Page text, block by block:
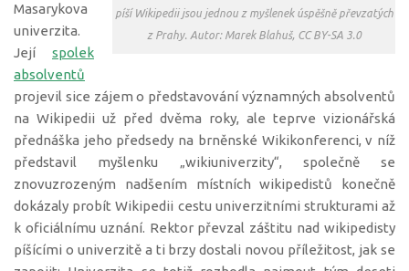
píší Wikipedii jsou jednou z myšlenek úspěšně převzatých
z Prahy. Autor: Marek Blahuš, CC BY-SA 3.0
Masarykova
univerzita.
Její spolek
absolventů
projevil sice zájem o představování významných absolventů
na Wikipedii už před dvěma roky, ale teprve vizionářská
přednáška jeho předsedy na brněnské Wikikonferenci, v níž
představil myšlenku „wikiuniverzity“, společně se
znovuzrozeným nadšením místních wikipedistů konečně
dokázaly probít Wikipedii cestu univerzitními strukturami až
k oficiálnímu uznání. Rektor převzal záštitu nad wikipedisty
píšícími o univerzitě a ti brzy dostali novou příležitost, jak se